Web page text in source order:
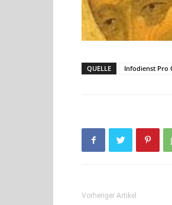
QUELLE Infodienst Pro
Vorheriger Artikel